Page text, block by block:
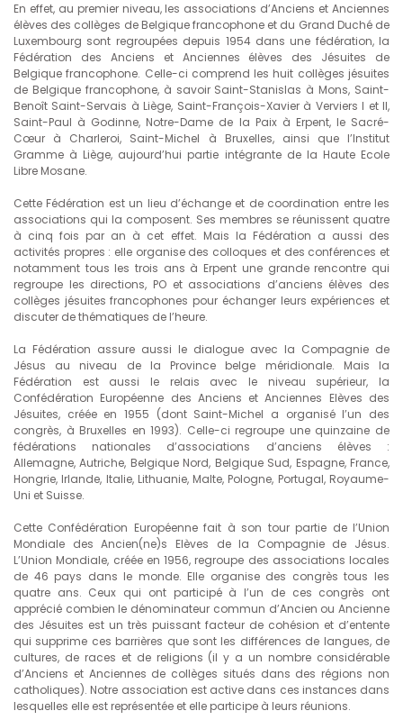
En effet, au premier niveau, les associations d’Anciens et Anciennes
élèves des collèges de Belgique francophone et du Grand Duché de
Luxembourg sont regroupées depuis 1954 dans une fédération, la
Fédération des Anciens et Anciennes élèves des Jésuites de
Belgique francophone. Celle-ci comprend les huit collèges jésuites
de Belgique francophone, à savoir Saint-Stanislas à Mons, Saint-
Benoît Saint-Servais à Liège, Saint-François-Xavier à Verviers I et II,
Saint-Paul à Godinne, Notre-Dame de la Paix à Erpent, le Sacré-
Cœur à Charleroi, Saint-Michel à Bruxelles, ainsi que l’Institut
Gramme à Liège, aujourd’hui partie intégrante de la Haute Ecole
Libre Mosane.
Cette Fédération est un lieu d’échange et de coordination entre les
associations qui la composent. Ses membres se réunissent quatre
à cinq fois par an à cet effet. Mais la Fédération a aussi des
activités propres : elle organise des colloques et des conférences et
notamment tous les trois ans à Erpent une grande rencontre qui
regroupe les directions, PO et associations d’anciens élèves des
collèges jésuites francophones pour échanger leurs expériences et
discuter de thématiques de l’heure.
La Fédération assure aussi le dialogue avec la Compagnie de
Jésus au niveau de la Province belge méridionale. Mais la
Fédération est aussi le relais avec le niveau supérieur, la
Confédération Européenne des Anciens et Anciennes Elèves des
Jésuites, créée en 1955 (dont Saint-Michel a organisé l’un des
congrès, à Bruxelles en 1993). Celle-ci regroupe une quinzaine de
fédérations nationales d’associations d’anciens élèves :
Allemagne, Autriche, Belgique Nord, Belgique Sud, Espagne, France,
Hongrie, Irlande, Italie, Lithuanie, Malte, Pologne, Portugal, Royaume-
Uni et Suisse.
Cette Confédération Européenne fait à son tour partie de l’Union
Mondiale des Ancien(ne)s Elèves de la Compagnie de Jésus.
L’Union Mondiale, créée en 1956, regroupe des associations locales
de 46 pays dans le monde. Elle organise des congrès tous les
quatre ans. Ceux qui ont participé à l’un de ces congrès ont
apprécié combien le dénominateur commun d’Ancien ou Ancienne
des Jésuites est un très puissant facteur de cohésion et d’entente
qui supprime ces barrières que sont les différences de langues, de
cultures, de races et de religions (il y a un nombre considérable
d’Anciens et Anciennes de collèges situés dans des régions non
catholiques). Notre association est active dans ces instances dans
lesquelles elle est représentée et elle participe à leurs réunions.